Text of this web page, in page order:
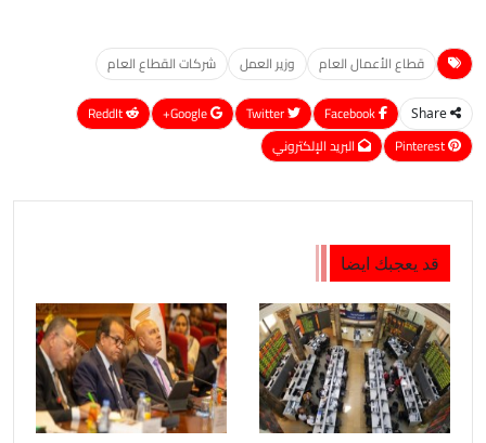
قطاع الأعمال العام وزير العمل شركات القطاع العام
Share
Google+
ReddIt
Pinterest
البريد الإلكتروني
قد يعجبك ايضا